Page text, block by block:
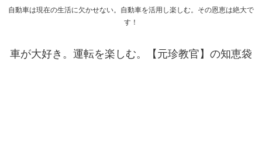
自動車は現在の生活に欠かせない。自動車を活用し楽しむ。その恩恵は絶大で
す！
車が大好き。運転を楽しむ。【元珍教官】の知恵袋